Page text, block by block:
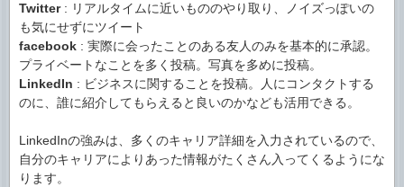
Twitter: リアルタイムに近いもののやり取り、ノイズっぽいの
も気にせずにツイート
facebook : 実際に会ったことのある友人のみを基本的に承認。
プライベートなことを多く投稿。写真を多めに投稿。
LinkedIn : ビジネスに関することを投稿。人にコンタクトする
のに、誰に紹介してもらえると良いのかなども活用できる。
LinkedInの強みは、多くのキャリア詳細を入力されているので、
自分のキャリアによりあった情報がたくさん入ってくるようにな
ります。